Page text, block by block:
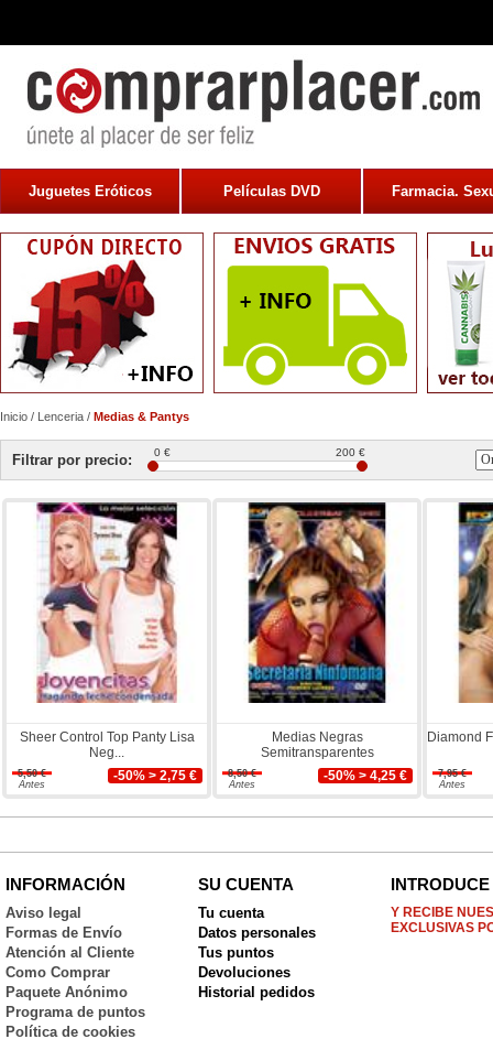
Juguetes Eróticos Películas DVD Farmacia.
Inicio / Lenceria / Medias & Pantys
Filtrar por precio: 0 € 200 €
Sheer Control Top Panty Lisa
Neg...
5,50 €
Antes
-50% > 2,75 €
Medias Negras
Semitransparentes
8,50 €
Antes
-50% > 4,25 €
Diamond
7,95 €
Antes
INFORMACIÓN
Aviso legal
Formas de Envío
Atención al Cliente
Como Comprar
Paquete Anónimo
Programa de puntos
Política de cookies
SU CUENTA
Tu cuenta
Datos personales
Tus puntos
Devoluciones
Historial pedidos
Y RECIBE
EXCLUSIVAS